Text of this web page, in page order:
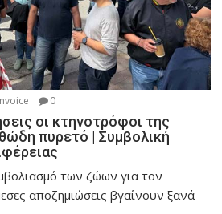
0
οι κτηνοτρόφοι της
πυρετό | Συμβολική
των ζώων για τον
αποζημιώσεις βγαίνουν ξανά